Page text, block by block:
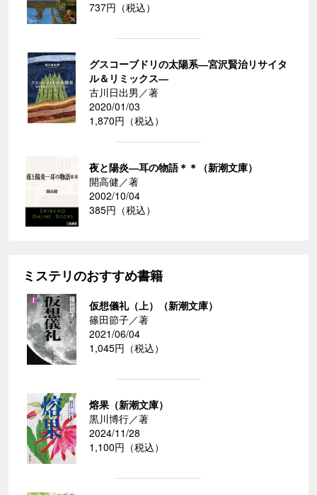
737円（税込）
グスコーブドリの太陽系―宮沢賢治リサイタ
ル＆リミックス―
古川日出男／著
2020/01/03
1,870円（税込）
夜と陽炎―耳の物語＊＊（新潮文庫）
開高健／著
2002/10/04
385円（税込）
ミステリのおすすめ書籍
仮想儀礼（上）（新潮文庫）
篠田節子／著
2021/06/04
1,045円（税込）
熔果（新潮文庫）
黒川博行／著
2024/11/28
1,100円（税込）